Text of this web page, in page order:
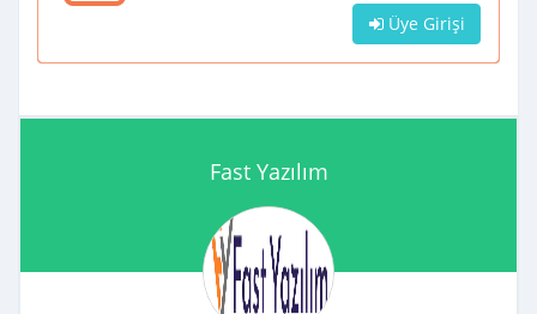
Üye Girişi
Fast Yazılım